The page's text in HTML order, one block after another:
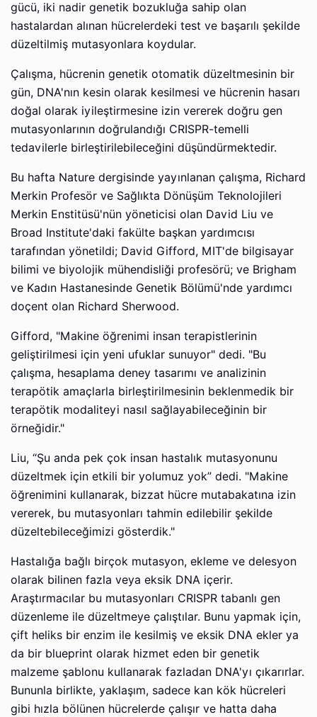
gücü, iki nadir genetik bozukluğa sahip olan
hastalardan alınan hücrelerdeki test ve başarılı şekilde
düzeltilmiş mutasyonlara koydular.
Çalışma, hücrenin genetik otomatik düzeltmesinin bir
gün, DNA'nın kesin olarak kesilmesi ve hücrenin hasarı
doğal olarak iyileştirmesine izin vererek doğru gen
mutasyonlarının doğrulandığı CRISPR-temelli
tedavilerle birleştirilebileceğini düşündürmektedir.
Bu hafta Nature dergisinde yayınlanan çalışma, Richard
Merkin Profesör ve Sağlıkta Dönüşüm Teknolojileri
Merkin Enstitüsü'nün yöneticisi olan David Liu ve
Broad Institute'daki fakülte başkan yardımcısı
tarafından yönetildi; David Gifford, MIT'de bilgisayar
bilimi ve biyolojik mühendisliği profesörü; ve Brigham
ve Kadın Hastanesinde Genetik Bölümü'nde yardımcı
doçent olan Richard Sherwood.
Gifford, "Makine öğrenimi insan terapistlerinin
geliştirilmesi için yeni ufuklar sunuyor" dedi. "Bu
çalışma, hesaplama deney tasarımı ve analizinin
terapötik amaçlarla birleştirilmesinin beklenmedik bir
terapötik modaliteyi nasıl sağlayabileceğinin bir
örneğidir."
Liu, “Şu anda pek çok insan hastalık mutasyonunu
düzeltmek için etkili bir yolumuz yok” dedi. "Makine
öğrenimini kullanarak, bizzat hücre mutabakatına izin
vererek, bu mutasyonları tahmin edilebilir şekilde
düzeltebileceğimizi gösterdik."
Hastalığa bağlı birçok mutasyon, ekleme ve delesyon
olarak bilinen fazla veya eksik DNA içerir.
Araştırmacılar bu mutasyonları CRISPR tabanlı gen
düzenleme ile düzeltmeye çalıştılar. Bunu yapmak için,
çift heliks bir enzim ile kesilmiş ve eksik DNA ekler ya
da bir blueprint olarak hizmet eden bir genetik
malzeme şablonu kullanarak fazladan DNA'yı çıkarırlar.
Bununla birlikte, yaklaşım, sadece kan kök hücreleri
gibi hızla bölünen hücrelerde çalışır ve hatta daha